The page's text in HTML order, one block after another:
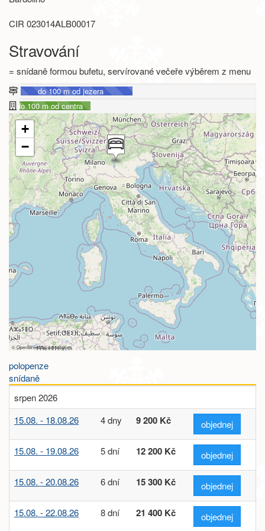
CIR 023014­ALB­00017
Stravování
= snídaně formou bufetu, servírované večeře výběrem z menu
do 100 m od jezera
do 100 m od centra
+
−
©OpenStreetMapcontributors
polopenze
snídaně
srpen 2026
15.08. - 18.08.26
4 dny 9 200 Kč objednej
15.08. - 19.08.26 5 dní 12 200 Kč objednej
15.08. - 20.08.26 6 dní 15 300 Kč objednej
15.08. - 22.08.26 8 dní 21 400 Kč objednej